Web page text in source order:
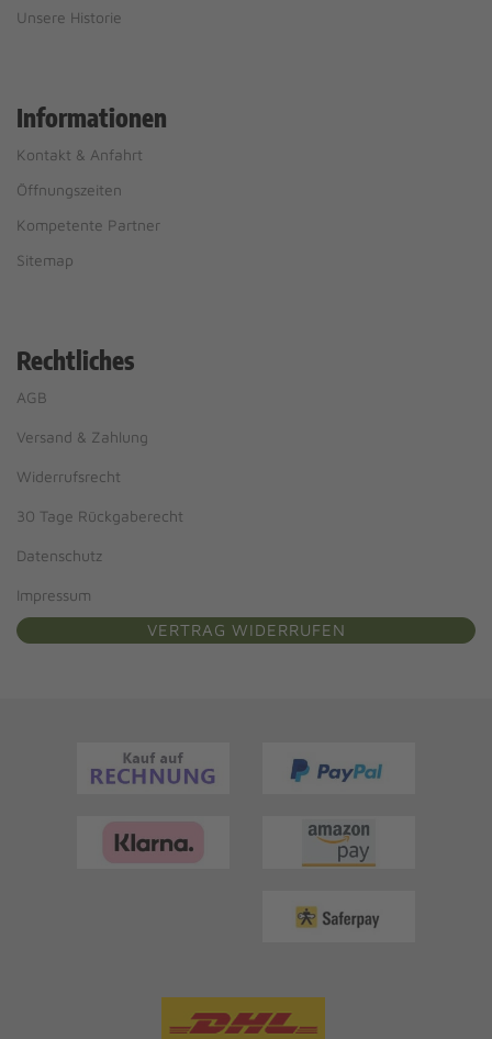
Unsere Historie
Informationen
Kontakt & Anfahrt
Öffnungszeiten
Kompetente Partner
Sitemap
Rechtliches
AGB
Versand & Zahlung
Widerrufsrecht
30 Tage Rückgaberecht
Datenschutz
Impressum
VERTRAG WIDERRUFEN